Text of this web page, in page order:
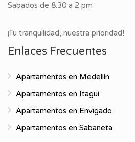
Sabados de 8:30 a 2 pm
¡Tu tranquilidad, nuestra prioridad!
Enlaces Frecuentes
Apartamentos en Medellín
Apartamentos en Itagui
Apartamentos en Envigado
Apartamentos en Sabaneta